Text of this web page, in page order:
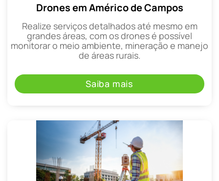
Drones em Américo de Campos
Realize serviços detalhados até mesmo em
grandes áreas, com os drones é possível
monitorar o meio ambiente, mineração e manejo
de áreas rurais.
Saiba mais